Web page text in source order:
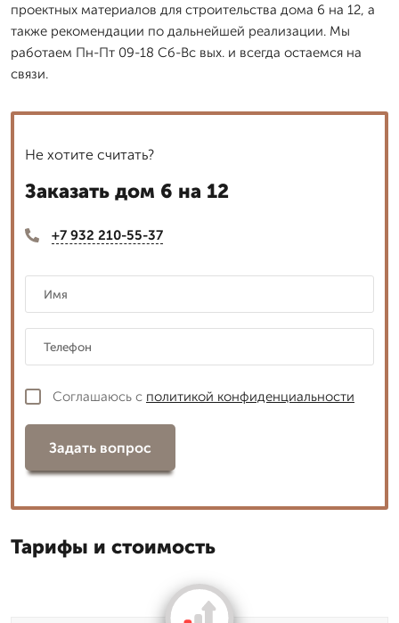
проектных материалов для строительства дома 6 на 12, а
также рекомендации по дальнейшей реализации. Мы
работаем Пн-Пт 09-18 Сб-Вс вых. и всегда остаемся на
связи.
Не хотите считать?
Заказать дом 6 на 12
+7 932 210-55-37
Соглашаюсь с политикой конфиденциальности
Задать вопрос
Тарифы и стоимость